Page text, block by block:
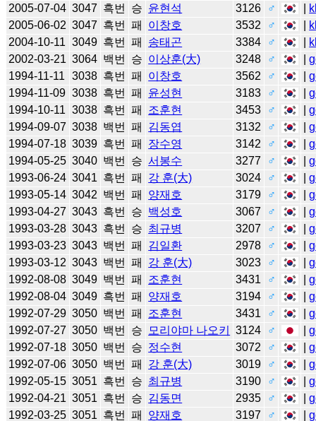
2005-07-04 3047 흑번 승 윤현석 3126 ♂
2005-06-02 3047 흑번 패 이창호 3532 ♂
2004-10-11 3049 흑번 패 송태곤 3384 ♂
2002-03-21 3064 백번 승 이상훈(大) 3248 ♂ |
1994-11-11
3038 흑번 패 이창호 3562 ♂ |
1994-11-09 3038 흑번 패 윤성현 3183 ♂ |
1994-10-11 3038 흑번 패 조훈현 3453 ♂ |
1994-09-07 3038 백번 패 김동엽 3132 ♂ |
1994-07-18 3039 흑번 패 장수영 3142 ♂ |
1994-05-25 3040 백번 승 서봉수 3277 ♂ |
1993-06-24 3041 흑번 패 강 훈(大) 3024 ♂ |
1993-05-14 3042 백번 패 양재호 3179 ♂ |
1993-04-27 3043 흑번 승 백성호 3067 ♂ |
1993-03-28 3043 흑번 승 최규병 3207 ♂ |
1993-03-23 3043 백번 패 김일환 2978 ♂ |
1993-03-12 3043 백번 패 강 훈(大) 3023 ♂ |
1992-08-08 3049 백번 패 조훈현 3431 ♂ |
1992-08-04 3049 흑번 패 양재호 3194 ♂ |
1992-07-29 3050 백번 패 조훈현 3431 ♂ |
1992-07-27 3050 백번 승 모리야마 나오키 3124 ♂ |
1992-07-18 3050 백번 승 정수현 3072 ♂ |
1992-07-06 3050 백번 패 강 훈(大) 3019 ♂ |
1992-05-15 3051 흑번 승 최규병 3190 ♂ |
1992-04-21 3051 흑번 승 김동면 2935 ♂ |
1992-03-25 3051 흑번 패 양재호 3197 ♂ |